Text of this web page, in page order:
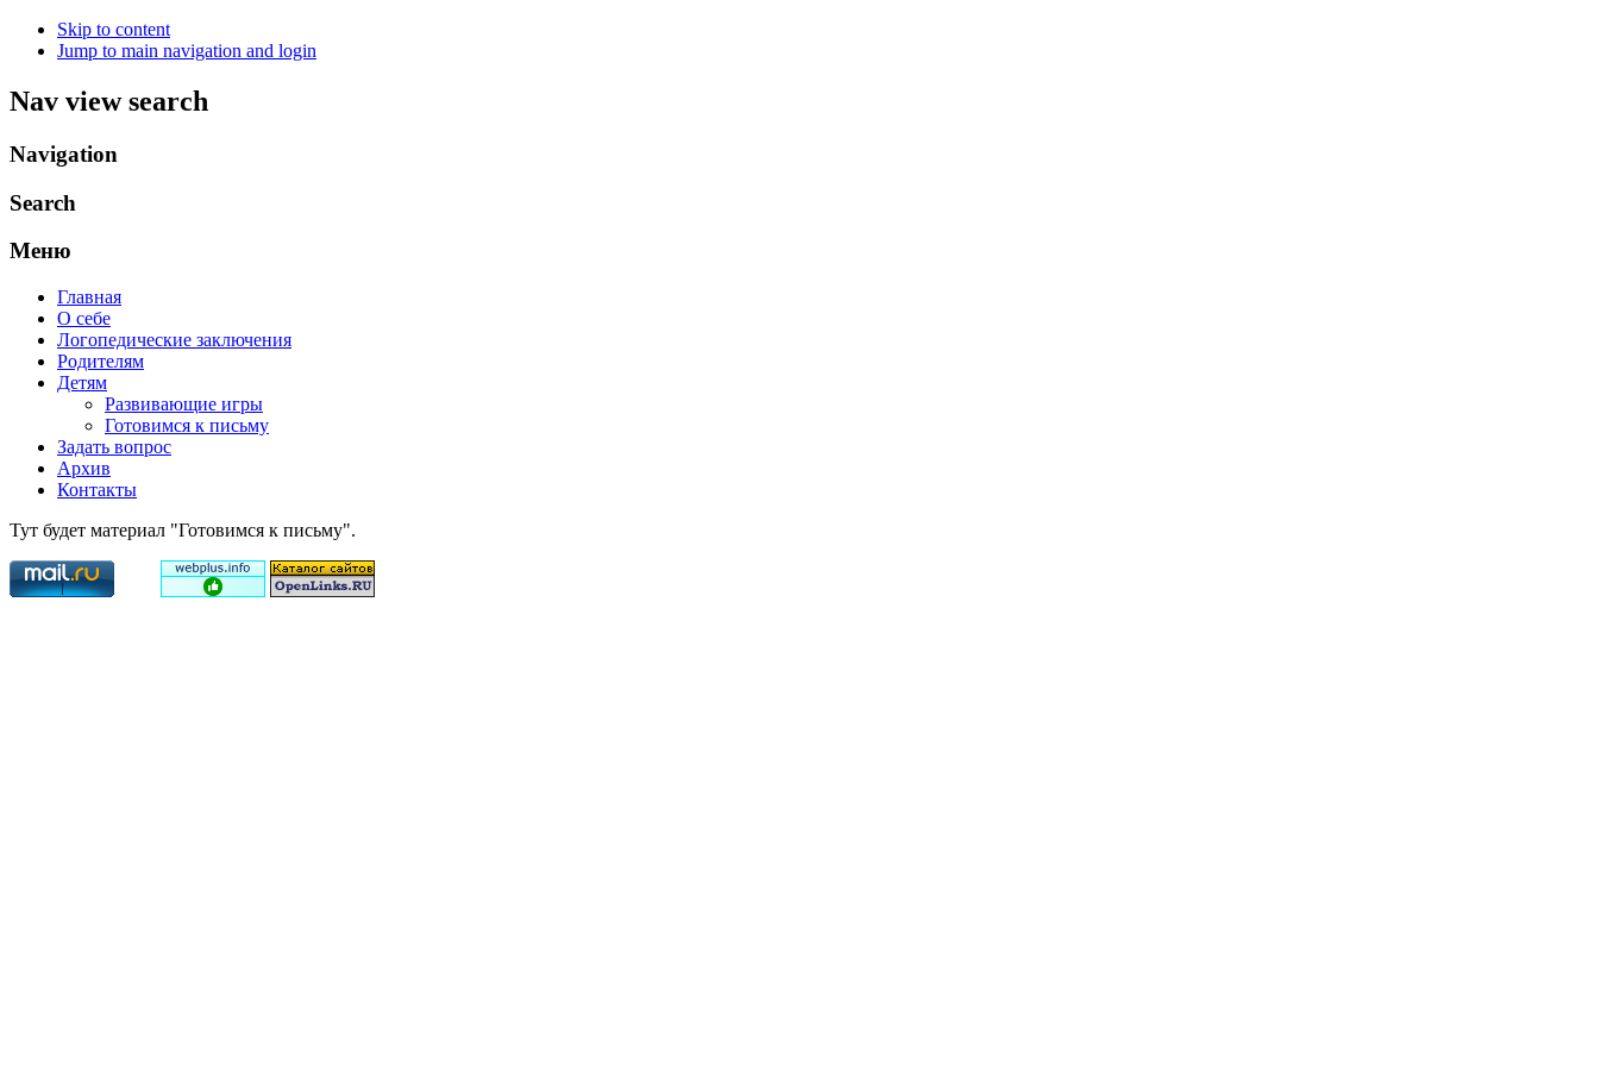
Skip to content
Jump to main navigation and login
Nav view search
Navigation
Search
Меню
Главная
О себе
Логопедические заключения
Родителям
Детям
Развивающие игры
Готовимся к письму
Задать вопрос
Архив
Контакты
Тут будет материал "Готовимся к письму".